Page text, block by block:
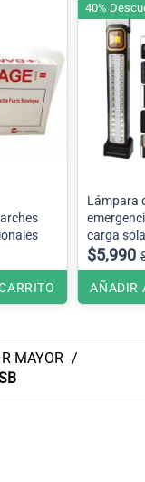
Lámpara
carga
30 Wts
$5,990
AÑADIR
40%
MAYOR /